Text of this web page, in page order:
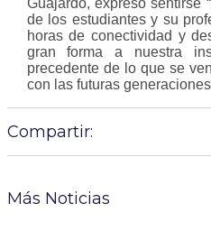
de los estudiantes y su
horas de conectividad y
gran forma a nuestra
precedente de lo que se
con las futuras
Compartir:
Más Noticias